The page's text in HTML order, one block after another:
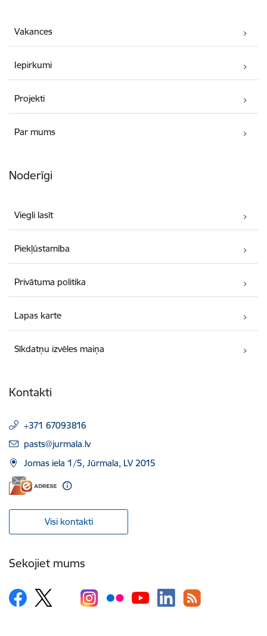
Vakances
Iepirkumi
Projekti
Par mums
Noderīgi
Viegli lasīt
Piekļūstamība
Privātuma politika
Lapas karte
Sīkdatņu izvēles maiņa
Kontakti
+371 67093816
E-pasts:
pasts@jurmala.lv
Jomas iela 1/5, Jūrmala, LV 2015
Visi kontakti
Sekojiet mums